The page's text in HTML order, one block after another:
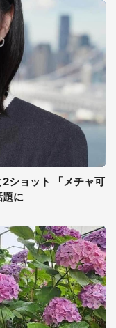
ショット 「メチャ可
題に